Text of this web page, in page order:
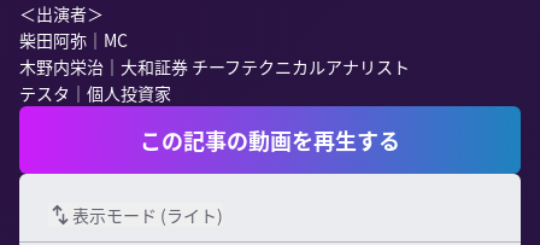
＜出演者＞
柴田阿弥｜MC
木野内栄治｜大和証券 チーフテクニカルアナリスト
この記事の動画を再生する
表示モード (ライト)